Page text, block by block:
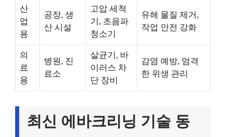
산
업
용
공장, 생
산 시설
고압 세척
기, 초음파
청소기
유해 물질 제거,
작업 안전 강화
의
료
용
병원, 진
료소
살균기, 바
이러스 차
단 장비
감염 예방, 엄격
한 위생 관리
최신 에바크리닝 기술 동